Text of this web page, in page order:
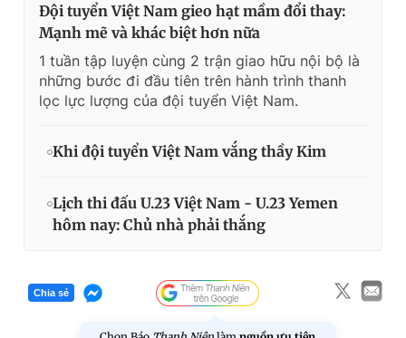
Đội tuyển Việt Nam gieo hạt mầm đổi thay:
Mạnh mẽ và khác biệt hơn nữa
1 tuần tập luyện cùng 2 trận giao hữu nội bộ là
những bước đi đầu tiên trên hành trình thanh
lọc lực lượng của đội tuyển Việt Nam.
Khi đội tuyển Việt Nam vắng thầy Kim
Lịch thi đấu U.23 Việt Nam - U.23 Yemen
hôm nay: Chủ nhà phải thắng
Chia sẻ